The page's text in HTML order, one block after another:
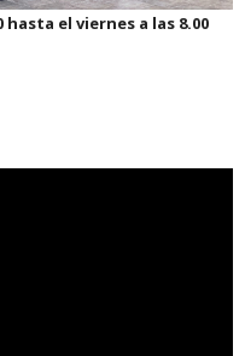
hasta el viernes a las 8.00